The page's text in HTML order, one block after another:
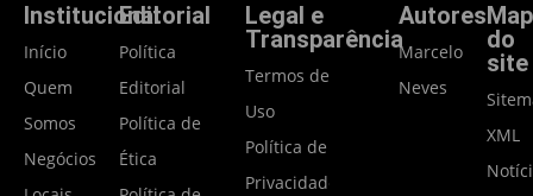
Institucional
Início
Quem
Somos
Negócios
Editorial
Política
Editorial
Política de
Ética
Legal e
Transparência
Termos de
Uso
Política de
Privacidade
Autores
Marcelo
Neves
do
site
XML